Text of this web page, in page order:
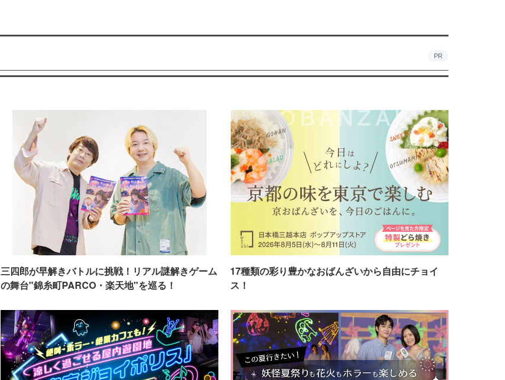
PR
三四郎が早解きバトルに挑戦！リアル謎解きゲーム
の舞台"錦糸町PARCO・楽天地"を巡る！
17種類の彩り豊かなおばんざいから自由にチョイ
ス！